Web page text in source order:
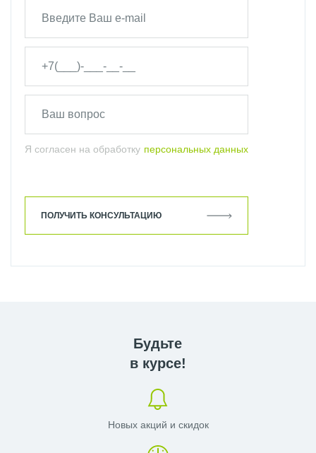
Я согласен на обработку персональных данных
ПОЛУЧИТЬ КОНСУЛЬТАЦИЮ
Будьте
в курсе!
Новых акций и скидок